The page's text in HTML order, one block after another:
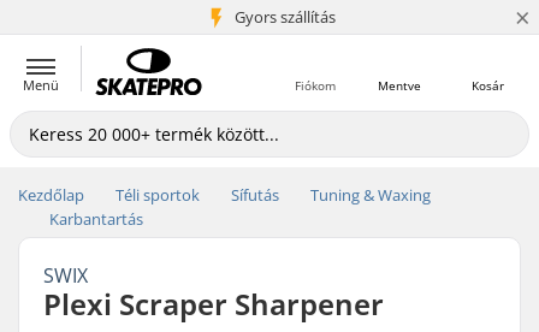
Gyors szállítás
5+ millió ügyfél ×
Menü Kosár
Mentve
Fiókom
Kezdőlap Téli sportok Sífutás
Tuning & Waxing
Karbantartás
SWIX
Plexi Scraper Sharpener